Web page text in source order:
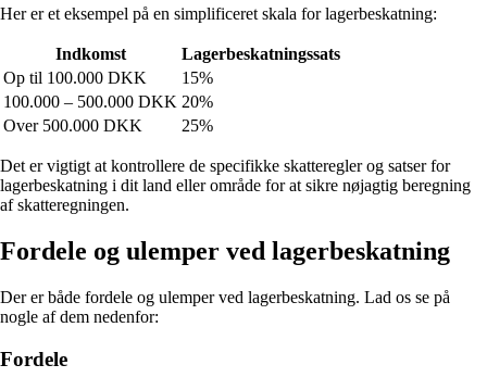
Her er et eksempel på en simplificeret skala for lagerbeskatning:
Indkomst
Lagerbeskatningssats
Op til 100.000 DKK
15%
100.000 – 500.000 DKK 20%
Over 500.000 DKK
25%
Det er vigtigt at kontrollere de specifikke skatteregler og satser for
lagerbeskatning i dit land eller område for at sikre nøjagtig beregning
af skatteregningen.
Fordele og ulemper ved lagerbeskatning
Der er både fordele og ulemper ved lagerbeskatning. Lad os se på
nogle af dem nedenfor:
Fordele